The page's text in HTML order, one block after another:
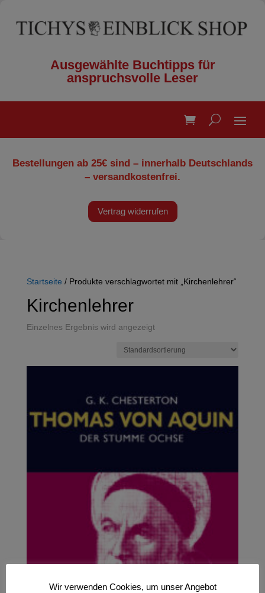
Ausgewählte Buchtipps für
anspruchsvolle Leser
Bestellungen ab 25€ sind – innerhalb Deutschlands
– versandkostenfrei.
Vertrag widerrufen
Startseite / Produkte verschlagwortet mit „Kirchenlehrer“
Kirchenlehrer
Einzelnes Ergebnis wird angezeigt
Wir verwenden Cookies, um unser Angebot